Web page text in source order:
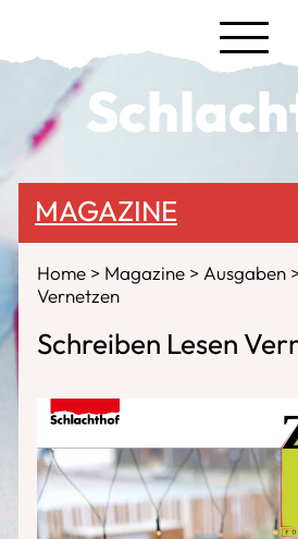
MAGAZINE
Home Magazine Ausgaben
Vernetzen
Schreiben Lesen